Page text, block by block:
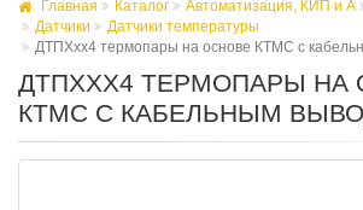
Главная Каталог Автоматизация, КИП и А
Датчики
Датчики температуры
ДТПХхх4 термопары на основе КТМС с
ДТПХХХ4 ТЕРМОПАРЫ НА
КТМС С КАБЕЛЬНЫМ